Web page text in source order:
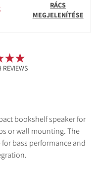
RÁCS
MEGJELENÍTÉSE
bookshelf speaker for
or wall mounting. The
bass performance and
REVIEWS